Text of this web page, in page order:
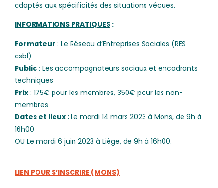
adaptés aux spécificités des situations vécues.
INFORMATIONS PRATIQUES :
Formateur : Le Réseau d’Entreprises Sociales (RES
asbl)
Public : Les accompagnateurs sociaux et encadrants
techniques
Prix : 175€ pour les membres, 350€ pour les non-
membres
Dates et lieux :Le mardi 14 mars 2023 à Mons, de 9h à
16h00
OU Le mardi 6 juin 2023 à Liège, de 9h à 16h00.
LIEN POUR S’INSCRIRE (MONS)